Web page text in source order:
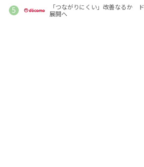
「つながりにくい」改善なるか
展開へ